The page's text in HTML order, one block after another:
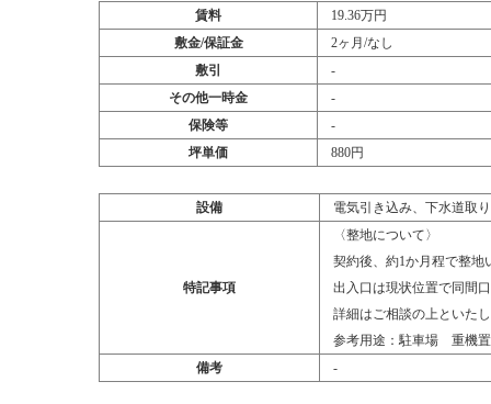
賃料
19.36万円
敷金/保証金
2ヶ月/なし
敷引
‐
その他一時金
‐
保険等
‐
坪単価
880円
設備 電気引き込み、下水道取
特記事項
〈整地について〉
契約後、約1か月程で整地
出入口は現状位置で同間
詳細はご相談の上といた
参考用途：駐車場 重機
備考
‐